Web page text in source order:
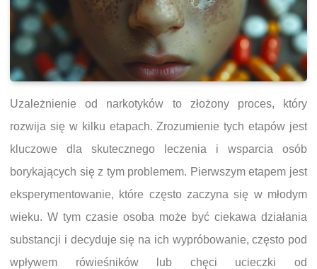
Uzależnienie od narkotyków to złożony proces, który
rozwija się w kilku etapach. Zrozumienie tych etapów jest
kluczowe dla skutecznego leczenia i wsparcia osób
borykających się z tym problemem. Pierwszym etapem jest
eksperymentowanie, które często zaczyna się w młodym
wieku. W tym czasie osoba może być ciekawa działania
substancji i decyduje się na ich wypróbowanie, często pod
wpływem rówieśników lub chęci ucieczki od